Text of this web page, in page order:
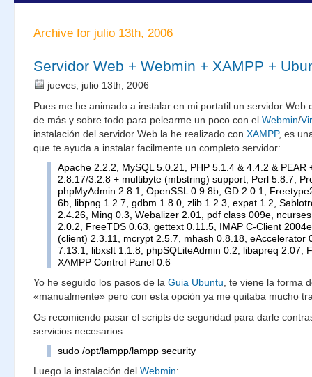
Archive for julio 13th, 2006
Servidor Web + Webmin + XAMPP +
jueves, julio 13th, 2006
Pues me he animado a instalar en mi portatil un servidor Web
de más y sobre todo para pelearme un poco con el Webmin/
instalación del servidor Web la he realizado con XAMPP, es
que te ayuda a instalar facilmente un completo servidor:
Apache 2.2.2, MySQL 5.0.21, PHP 5.1.4 & 4.4.2 & PEAR
2.8.17/3.2.8 + multibyte (mbstring) support, Perl 5.8.7,
phpMyAdmin 2.8.1, OpenSSL 0.9.8b, GD 2.0.1,
6b, libpng 1.2.7, gdbm 1.8.0, zlib 1.2.3, expat 1.2,
2.4.26, Ming 0.3, Webalizer 2.01, pdf class 009e,
2.0.2, FreeTDS 0.63, gettext 0.11.5, IMAP C-Client
(client) 2.3.11, mcrypt 2.5.7, mhash 0.8.18, eAccelerator
7.13.1, libxslt 1.1.8, phpSQLiteAdmin 0.2, libapreq 2.07,
XAMPP Control Panel 0.6
Yo he seguido los pasos de la Guia Ubuntu , te viene la forma
«manualmente» pero con esta opción ya me quitaba mucho
Os recomiendo pasar el scripts de seguridad para darle
servicios necesarios:
sudo /opt/lampp/lampp security
Luego la instalación del Webmin: